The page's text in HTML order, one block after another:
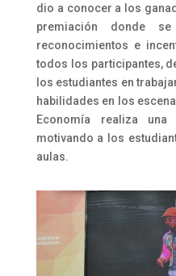
dio a conocer a los
premiación donde
reconocimientos e
todos los participantes,
los estudiantes en
habilidades en los
Economía realiza
motivando a los
aulas.